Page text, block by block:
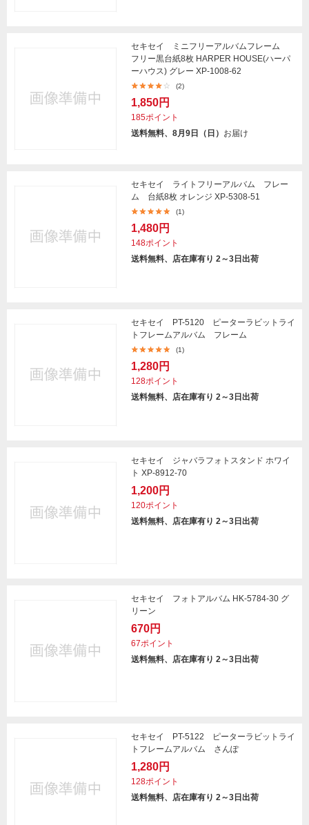
セキセイ ミニフリーアルバムフレーム
フリー黒台紙8枚 HARPER HOUSE(ハーパ
ーハウス) グレー XP-1008-62
(2)
1,850円
185ポイント
送料無料、8月9日（日） お届け
セキセイ ライトフリーアルバム フレー
ム 台紙8枚 オレンジ XP-5308-51
(1)
1,480円
148ポイント
送料無料、店在庫有り 2～3日出荷
セキセイ PT-5120 ピーターラビットライ
トフレームアルバム フレーム
(1)
1,280円
128ポイント
送料無料、店在庫有り 2～3日出荷
セキセイ ジャバラフォトスタンド ホワイ
ト XP-8912-70
1,200円
120ポイント
送料無料、店在庫有り 2～3日出荷
セキセイ フォトアルバム HK-5784-30 グ
リーン
670円
67ポイント
送料無料、店在庫有り 2～3日出荷
セキセイ PT-5122 ピーターラビットライ
トフレームアルバム さんぽ
1,280円
128ポイント
送料無料、店在庫有り 2～3日出荷